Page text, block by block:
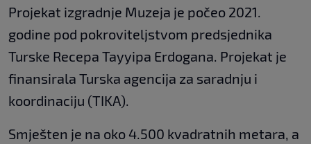
Projekat izgradnje Muzeja je počeo 2021.
godine pod pokroviteljstvom predsjednika
Turske Recepa Tayyipa Erdogana. Projekat je
finansirala Turska agencija za saradnju i
koordinaciju (TIKA).
Smješten je na oko 4.500 kvadratnih metara, a